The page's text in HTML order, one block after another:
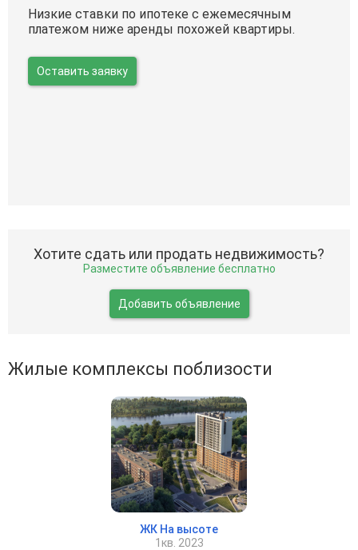
Низкие ставки по ипотеке с ежемесячным
платежом ниже аренды похожей квартиры.
Оставить заявку
Хотите сдать или продать недвижимость?
Разместите объявление бесплатно
Добавить объявление
Жилые комплексы поблизости
ЖК На высоте
1кв. 2023